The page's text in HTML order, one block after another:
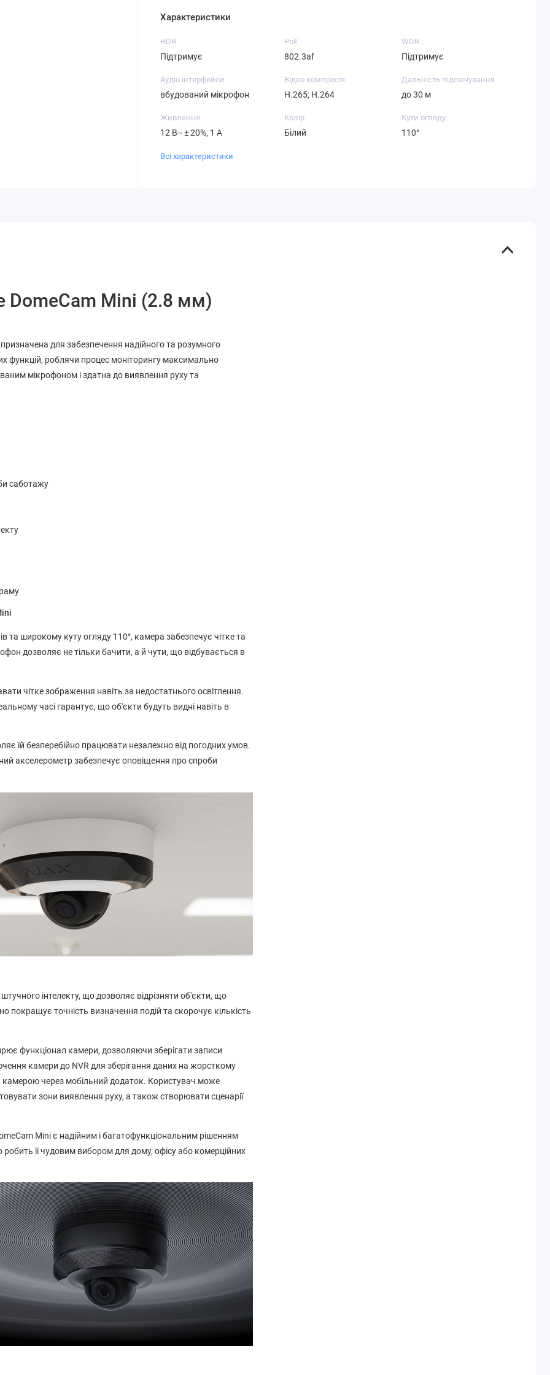
Характеристики
HDR
Підтримує
PoE
802.3af
WDR
Підтримує
Аудіо інтерфейси
вбудований мікрофон
Відео компресія
H.265; H.264
Дальність підсвічування
до 30 м
Живлення
12 В⎓ ± 20%, 1 А
Колір
Білий
Кути огляду
110°
Всі характеристики
DomeCam Mini (2.8 мм)
для забезпечення надійного та розумного
функцій, роблячи процес моніторингу максимально
мікрофоном і здатна до виявлення руху та
саботажу
та широкому куту огляду 110°, камера забезпечує чітке та
дозволяє не тільки бачити, а й чути, що відбувається в
чітке зображення навіть за недостатнього освітлення.
часі гарантує, що об'єкти будуть видні навіть в
їй безперебійно працювати незалежно від погодних умов.
акселерометр забезпечує оповіщення про спроби
інтелекту, що дозволяє відрізняти об'єкти, що
точність визначення подій та скорочує кількість
функціонал камери, дозволяючи зберігати записи
камери до NVR для зберігання даних на жорсткому
камерою через мобільний додаток. Користувач може
зони виявлення руху, а також створювати сценарії
Mini є надійним і багатофункціональним рішенням
її чудовим вибором для дому, офісу або комерційних